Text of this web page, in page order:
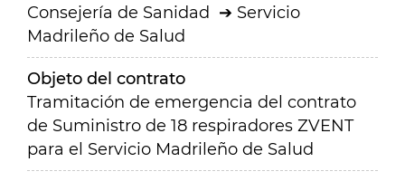
Consejería de Sanidad
Servicio
Madrileño de Salud
Objeto del contrato
Tramitación de emergencia del contrato
de Suministro de 18 respiradores ZVENT
para el Servicio Madrileño de Salud